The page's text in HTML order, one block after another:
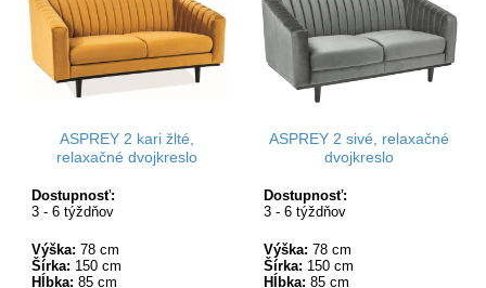
ASPREY 2 kari žlté,
relaxačné dvojkreslo
Dostupnosť:
3 - 6 týždňov
Výška: 78 cm
Šírka: 150 cm
Hĺbka: 85 cm
ASPREY 2 sivé, relaxačné
dvojkreslo
Dostupnosť:
3 - 6 týždňov
Výška: 78 cm
Šírka: 150 cm
Hĺbka: 85 cm